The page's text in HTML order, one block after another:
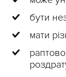
бути
мати